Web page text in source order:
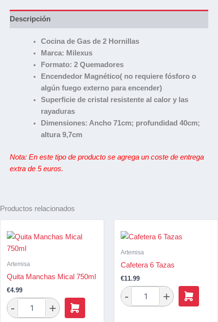
Descripción
Cocina de Gas de 2 Hornillas
Marca: Milexus
Formato: 2 Quemadores
Encendedor Magnético( no requiere fósforo o
algún fuego externo para encender)
Superficie de cristal resistente al calor y las
rayaduras
Dimensiones: Ancho 71cm; profundidad 40cm;
altura 9,7cm
Nota: En este tipo de producto se agrega un coste de entrega
extra de 5 euros.
Productos relacionados
Artemisa
Quita Manchas Mical 750ml
€4.99
Artemisa
Cafetera 6 Tazas
€11.99